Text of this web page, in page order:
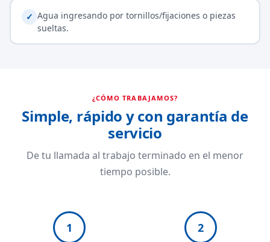
✓ Agua ingresando por tornillos/fijaciones o piezas
sueltas.
¿CÓMO TRABAJAMOS?
Simple, rápido y con garantía de
servicio
De tu llamada al trabajo terminado en el menor
tiempo posible.
1 2